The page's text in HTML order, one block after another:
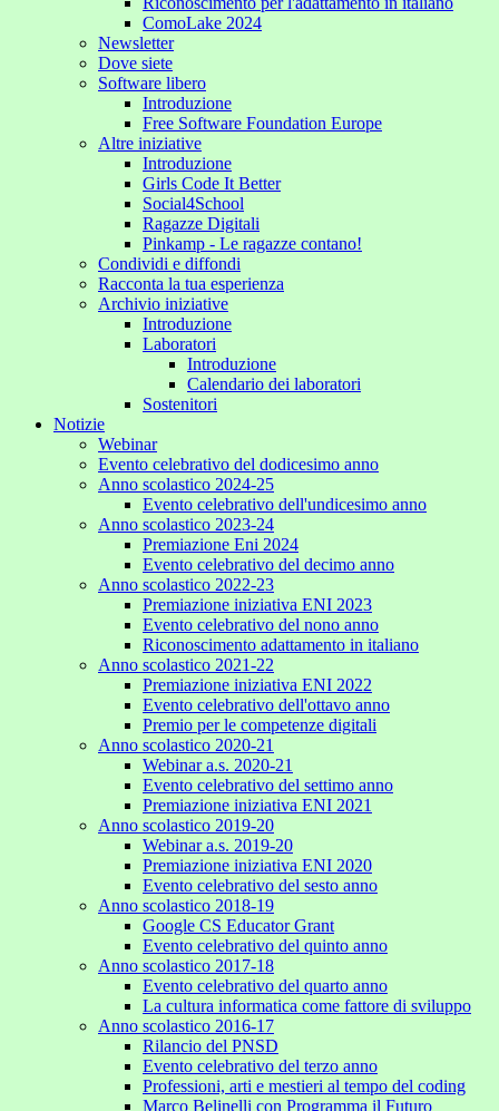
ComoLake 2024
Newsletter
Dove siete
Software libero
Introduzione
Free Software Foundation Europe
Altre iniziative
Introduzione
Girls Code It Better
Social4School
Ragazze Digitali
Pinkamp - Le ragazze contano!
Condividi e diffondi
Racconta la tua esperienza
Archivio iniziative
Introduzione
Laboratori
Introduzione
Calendario dei laboratori
Sostenitori
Notizie
Webinar
Evento celebrativo del dodicesimo anno
Anno scolastico 2024-25
Evento celebrativo dell'undicesimo anno
Anno scolastico 2023-24
Premiazione Eni 2024
Evento celebrativo del decimo anno
Anno scolastico 2022-23
Premiazione iniziativa ENI 2023
Evento celebrativo del nono anno
Riconoscimento adattamento in italiano
Anno scolastico 2021-22
Premiazione iniziativa ENI 2022
Evento celebrativo dell'ottavo anno
Premio per le competenze digitali
Anno scolastico 2020-21
Webinar a.s. 2020-21
Evento celebrativo del settimo anno
Premiazione iniziativa ENI 2021
Anno scolastico 2019-20
Webinar a.s. 2019-20
Premiazione iniziativa ENI 2020
Evento celebrativo del sesto anno
Anno scolastico 2018-19
Google CS Educator Grant
Evento celebrativo del quinto anno
Anno scolastico 2017-18
Evento celebrativo del quarto anno
La cultura informatica come fattore di sviluppo
Anno scolastico 2016-17
Rilancio del PNSD
Evento celebrativo del terzo anno
Professioni, arti e mestieri al tempo del coding
Marco Belinelli con Programma il Futuro